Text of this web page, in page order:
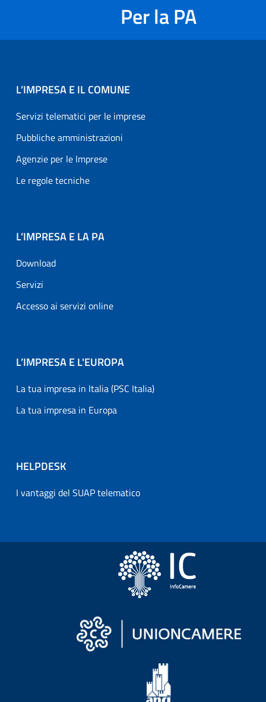
Per la PA
L’IMPRESA E IL COMUNE
Servizi telematici per le imprese
Pubbliche amministrazioni
Agenzie per le Imprese
Le regole tecniche
L’IMPRESA E LA PA
Download
Servizi
Accesso ai servizi online
L’IMPRESA E L'EUROPA
La tua impresa in Italia (PSC Italia)
La tua impresa in Europa
HELPDESK
I vantaggi del SUAP telematico